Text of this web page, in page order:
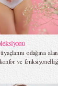
odağına
ve